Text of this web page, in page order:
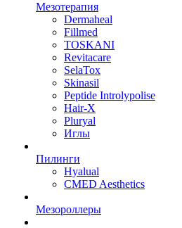
Мезотерапия
Dermaheal
Fillmed
TOSKANI
Revitacare
SelaTox
Skinasil
Peptide Introlypolise
Hair-X
Pluryal
Иглы
Пилинги
Hyalual
CMED Aesthetics
Мезороллеры